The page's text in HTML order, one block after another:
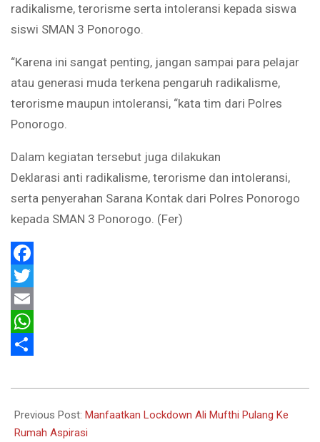
radikalisme, terorisme serta intoleransi kepada siswa
siswi SMAN 3 Ponorogo.
“Karena ini sangat penting, jangan sampai para pelajar
atau generasi muda terkena pengaruh radikalisme,
terorisme maupun intoleransi, “kata tim dari Polres
Ponorogo.
Dalam kegiatan tersebut juga dilakukan
Deklarasi anti radikalisme, terorisme dan intoleransi,
serta penyerahan Sarana Kontak dari Polres Ponorogo
kepada SMAN 3 Ponorogo. (Fer)
Facebook
Twitter
Email
WhatsApp
02-
08
Previous Post: Manfaatkan Lockdown Ali Mufthi Pulang Ke
Rumah Aspirasi